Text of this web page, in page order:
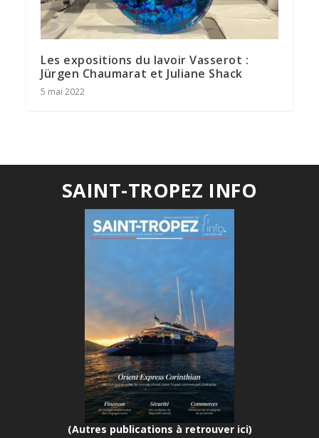
Les expositions du lavoir Vasserot :
Jürgen Chaumarat et Juliane Shack
5 mai 2022
SAINT-TROPEZ INFO
(Autres publications à retrouver ici)